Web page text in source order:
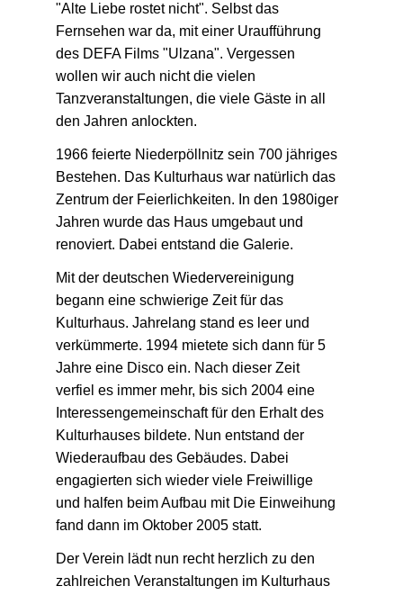
"Alte Liebe rostet nicht". Selbst das
Fernsehen war da, mit einer Uraufführung
des DEFA Films "Ulzana". Vergessen
wollen wir auch nicht die vielen
Tanzveranstaltungen, die viele Gäste in all
den Jahren anlockten.
1966 feierte Niederpöllnitz sein 700 jähriges
Bestehen. Das Kulturhaus war natürlich das
Zentrum der Feierlichkeiten. In den 1980iger
Jahren wurde das Haus umgebaut und
renoviert. Dabei entstand die Galerie.
Mit der deutschen Wiedervereinigung
begann eine schwierige Zeit für das
Kulturhaus. Jahrelang stand es leer und
verkümmerte. 1994 mietete sich dann für 5
Jahre eine Disco ein. Nach dieser Zeit
verfiel es immer mehr, bis sich 2004 eine
Interessengemeinschaft für den Erhalt des
Kulturhauses bildete. Nun entstand der
Wiederaufbau des Gebäudes. Dabei
engagierten sich wieder viele Freiwillige
und halfen beim Aufbau mit Die Einweihung
fand dann im Oktober 2005 statt.
Der Verein lädt nun recht herzlich zu den
zahlreichen Veranstaltungen im Kulturhaus